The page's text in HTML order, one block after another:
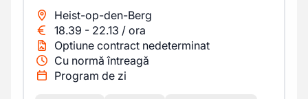
Heist-op-den-Berg
18.39 - 22.13 / ora
Optiune contract nedeterminat
Cu normă întreagă
Program de zi